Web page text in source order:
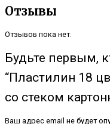
Отзывы
Отзывов пока нет.
Будьте первым,
“Пластилин 18
со стеком
Ваш адрес email не будет